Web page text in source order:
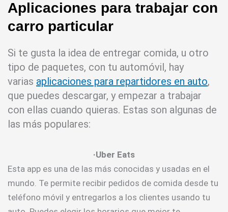
Aplicaciones para trabajar con
carro particular
Si te gusta la idea de entregar comida, u otro
tipo de paquetes, con tu automóvil, hay
varias aplicaciones para repartidores en auto,
que puedes descargar, y empezar a trabajar
con ellas cuando quieras. Estas son algunas de
las más populares:
·Uber Eats
Esta app es una de las más conocidas y usadas en el
mundo. Te permite recibir pedidos de comida desde tu
teléfono móvil y entregarlos a los clientes usando tu